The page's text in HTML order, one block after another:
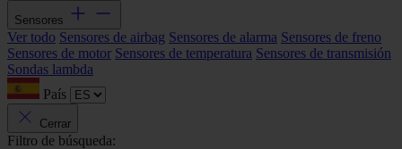
Sensores
Ver todo Sensores de airbag Sensores de alarma Sensores de freno
Sensores de motor Sensores de temperatura Sensores de transmisión
Sondas lambda
País
Cerrar
Filtro de búsqueda: